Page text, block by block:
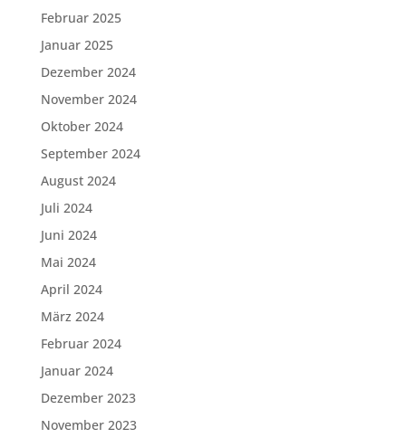
Februar 2025
Januar 2025
Dezember 2024
November 2024
Oktober 2024
September 2024
August 2024
Juli 2024
Juni 2024
Mai 2024
April 2024
März 2024
Februar 2024
Januar 2024
Dezember 2023
November 2023